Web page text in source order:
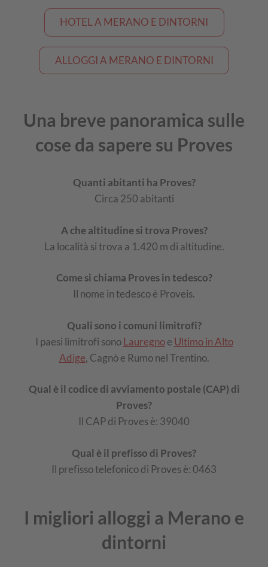
HOTEL A MERANO E DINTORNI
ALLOGGI A MERANO E DINTORNI
Una breve panoramica sulle
cose da sapere su Proves
Quanti abitanti ha Proves?
Circa 250 abitanti
A che altitudine si trova Proves?
La località si trova a 1.420 m di altitudine.
Come si chiama Proves in tedesco?
Il nome in tedesco è Proveis.
Quali sono i comuni limitrofi?
I paesi limitrofi sonoLauregnoe Ultimo in Alto
Adige, Cagnò e Rumo nel Trentino.
Qual è il codice di avviamento postale (CAP) di
Proves?
Il CAP di Proves è: 39040
Qual è il prefisso di Proves?
Il prefisso telefonico di Proves è: 0463
I migliori alloggi a Merano e
dintorni